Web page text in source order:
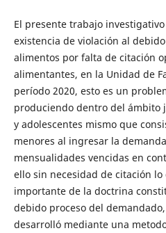
El presente trabajo
existencia de violación al
alimentos por falta de citación
alimentantes, en la Unidad de
período 2020, esto es un
produciendo dentro del ámbito
y adolescentes mismo que
menores al ingresar la
mensualidades vencidas en
ello sin necesidad de citación
importante de la doctrina
debido proceso del
desarrolló mediante una